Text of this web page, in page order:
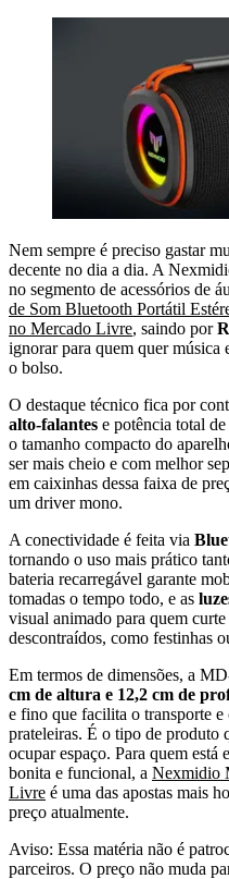
Nem sempre é preciso gastar
decente no dia a dia. A
no segmento de acessórios de
de Som Bluetooth Portátil
no Mercado Livre, saindo por
ignorar para quem quer música
o bolso.
O destaque técnico fica por
alto-falantes e potência total de
o tamanho compacto do
ser mais cheio e com melhor
em caixinhas dessa faixa de
um driver mono.
A conectividade é feita via
tornando o uso mais prático
bateria recarregável garante
tomadas o tempo todo, e as
visual animado para quem
descontraídos, como festinhas
Em termos de dimensões, a
cm de altura e 12,2 cm de
e fino que facilita o transporte
prateleiras. É o tipo de produto
ocupar espaço. Para quem está
bonita e funcional, a Nexmidio
Livre é uma das apostas mais
preço atualmente.
Aviso: Essa matéria não é
parceiros. O preço não muda